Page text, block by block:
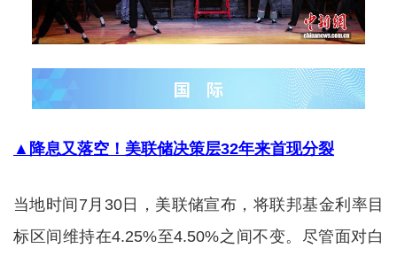
▲降息又落空！美联储决策层32年来首现分裂
当地时间7月30日，美联储宣布，将联邦基金利率目
标区间维持在4.25%至4.50%之间不变。尽管面对白